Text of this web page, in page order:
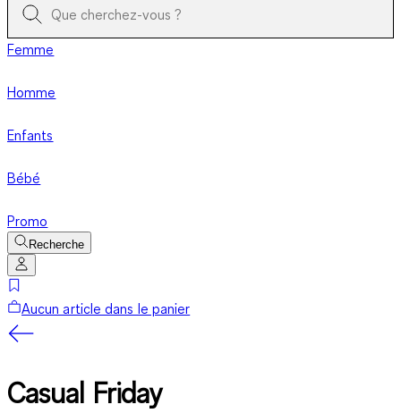
Femme
Homme
Enfants
Bébé
Promo
Recherche
Aucun article dans le panier
Casual Friday